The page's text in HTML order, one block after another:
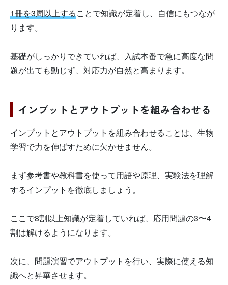
1冊を3周以上することで知識が定着し、自信にもつなが
ります。
基礎がしっかりできていれば、入試本番で急に高度な問
題が出ても動じず、対応力が自然と高まります。
インプットとアウトプットを組み合わせる
インプットとアウトプットを組み合わせることは、生物
学習で力を伸ばすために欠かせません。
まず参考書や教科書を使って用語や原理、実験法を理解
するインプットを徹底しましょう。
ここで8割以上知識が定着していれば、応用問題の3〜4
割は解けるようになります。
次に、問題演習でアウトプットを行い、実際に使える知
識へと昇華させます。